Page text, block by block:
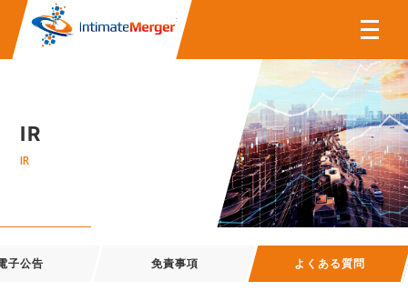
株式会社インティメート・マー
IR
IR
子公告 免責事項 よくある質問